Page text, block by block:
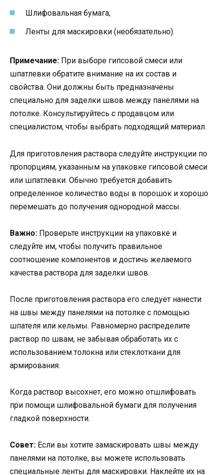
Шлифовальная бумага;
Ленты для маскировки (необязательно).
Примечание: При выборе гипсовой смеси или
шпатлевки обратите внимание на их состав и
свойства. Они должны быть предназначены
специально для заделки швов между панелями на
потолке. Консультируйтесь с продавцом или
специалистом, чтобы выбрать подходящий материал.
Для приготовления раствора следуйте инструкции по
пропорциям, указанным на упаковке гипсовой смеси
или шпатлевки. Обычно требуется добавить
определенное количество воды в порошок и хорошо
перемешать до получения однородной массы.
Важно: Проверьте инструкции на упаковке и
следуйте им, чтобы получить правильное
соотношение компонентов и достичь желаемого
качества раствора для заделки швов.
После приготовления раствора его следует нанести
на швы между панелями на потолке с помощью
шпателя или кельмы. Равномерно распределите
раствор по швам, не забывая обработать их с
использованием толокна или стеклоткани для
армирования.
Когда раствор высохнет, его можно отшлифовать
при помощи шлифовальной бумаги для получения
гладкой поверхности.
Совет: Если вы хотите замаскировать швы между
панелями на потолке, вы можете использовать
специальные ленты для маскировки. Наклейте их на